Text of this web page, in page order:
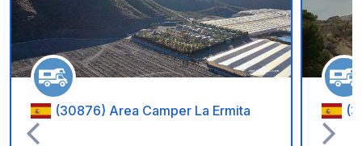
(30876) Area Camper La Ermita